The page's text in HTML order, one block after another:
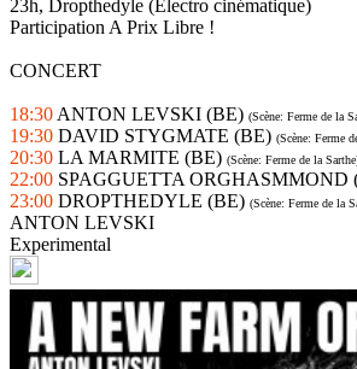
23h, Dropthedyle (Électro cinématique)
Participation A Prix Libre !
CONCERT
18:30 ANTON LEVSKI (BE) (Scène: Ferme de la
19:30 DAVID STYGMATE (BE) (Scène: Ferme
20:30 LA MARMITE (BE) (Scène: Ferme de la
22:00 SPAGGUETTA ORGHASMMOND
23:00 DROPTHEDYLE (BE) (Scène: Ferme de la
ANTON LEVSKI
Experimental